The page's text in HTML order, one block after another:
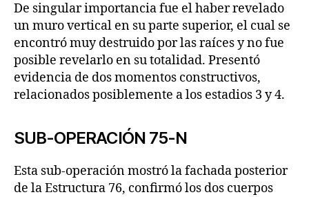
De singular importancia fue el haber revelado
un muro vertical en su parte superior, el cual se
encontró muy destruido por las raíces y no fue
posible revelarlo en su totalidad. Presentó
evidencia de dos momentos constructivos,
relacionados posiblemente a los estadios 3 y 4.
SUB-OPERACIÓN 75-N
Esta sub-operación mostró la fachada posterior
de la Estructura 76, confirmó los dos cuerpos